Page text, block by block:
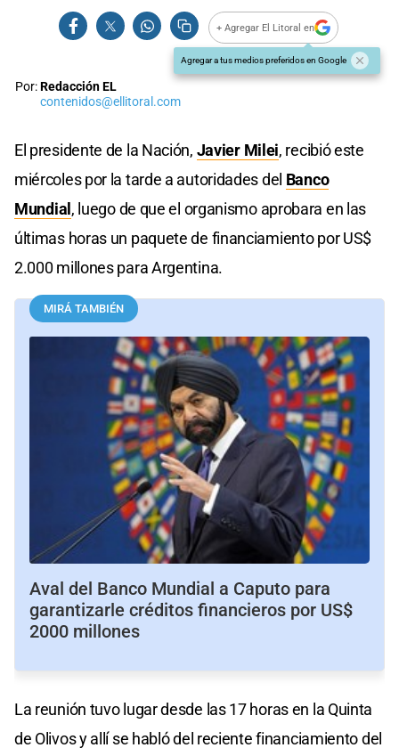
+ Agregar El Litoral en
Agregar a tus medios preferidos en Google
Por:Redacción EL
contenidos@ellitoral.com
El presidente de la Nación, Javier Milei, recibió este
miércoles por la tarde a autoridades del Banco
Mundial , luego de que el organismo aprobara en las
últimas horas un paquete de financiamiento por US$
2.000 millones para Argentina.
MIRÁ TAMBIÉN
Aval del Banco Mundial a Caputo para
garantizarle créditos financieros por US$
2000 millones
La reunión tuvo lugar desde las 17 horas en la Quinta
de Olivos y allí se habló del reciente financiamiento del